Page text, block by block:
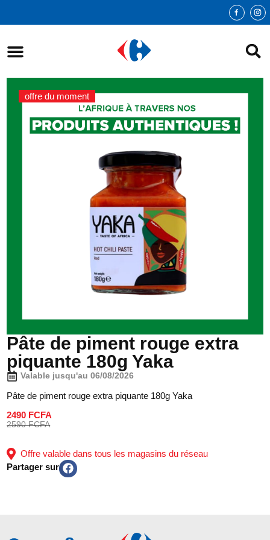
offre du moment
Pâte de piment rouge extra
piquante 180g Yaka
Valable jusqu'au 06/08/2026
Pâte de piment rouge extra piquante 180g Yaka
2490 FCFA
2590 FCFA
Offre valable dans tous les magasins du réseau
Partager sur